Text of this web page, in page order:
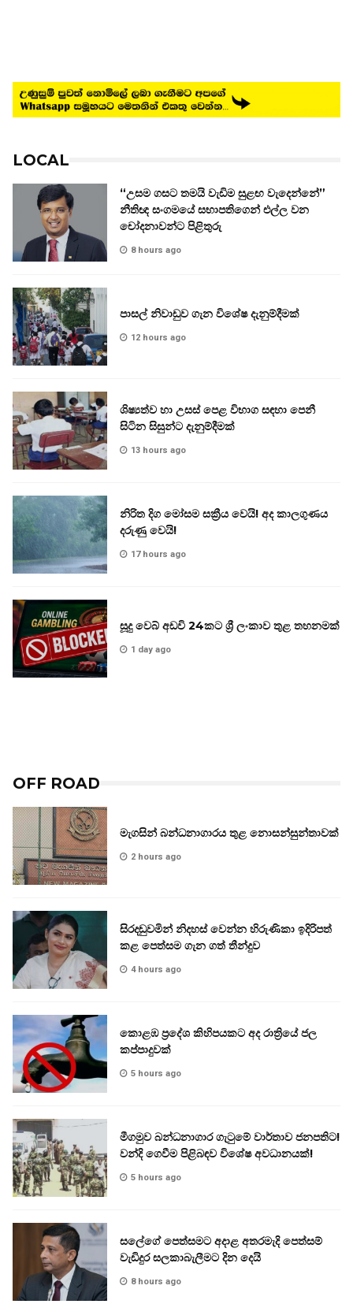
LOCAL
“උසම ගසට තමයි වැඩිම සුළඟ වැදෙන්නේ”
නීතිඥ සංගමයේ සභාපතිගෙන් එල්ල වන
චෝදනාවන්ට පිළිතුරු
8 hours ago
පාසල් නිවාඩුව ගැන විශේෂ දැනුම්දීමක්
12 hours ago
ශිෂ්‍යත්ව හා උසස් පෙළ විභාග සඳහා පෙනී
සිටින සිසුන්ට දැනුම්දීමක්
13 hours ago
නිරිත දිග මෝසම සක්‍රීය වෙයි! අද කාලගුණය
දරුණු වෙයි!
17 hours ago
සූදු වෙබ් අඩවි 24කට ශ්‍රී ලංකාව තුළ තහනමක්
1 day ago
OFF ROAD
මැගසින් බන්ධනාගාරය තුළ නොසන්සුන්තාවක්
2 hours ago
සිරදඬුවමින් නිදහස් වෙන්න හිරුණිකා ඉදිරිපත්
කළ පෙත්සම ගැන ගත් තීන්දුව
4 hours ago
කොළඹ ප්‍රදේශ කිහිපයකට අද රාත්‍රියේ ජල
කප්පාදුවක්
5 hours ago
මීගමුව බන්ධනාගාර ගැටුමේ වාර්තාව ජනපතිට!
වන්දි ගෙවීම පිළිබඳව විශේෂ අවධානයක්!
5 hours ago
සලේගේ පෙත්සමට අදාළ අතරමැදි පෙත්සම්
වැඩිදුර සලකාබැලීමට දින දෙයි
8 hours ago